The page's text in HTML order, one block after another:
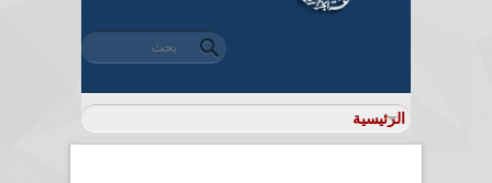
استمارة البحث
‏بحث ‏